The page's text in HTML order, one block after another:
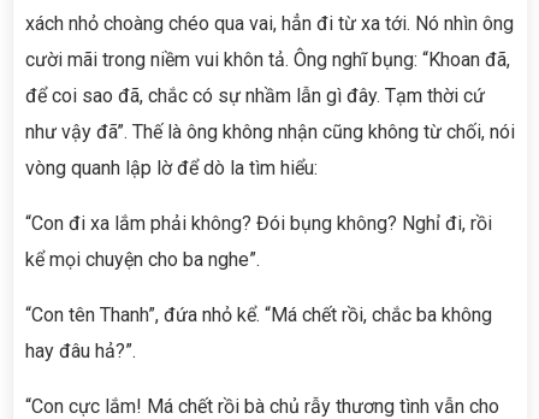
xách nhỏ choàng chéo qua vai, hẳn đi từ xa tới. Nó nhìn ông
cười mãi trong niềm vui khôn tả. Ông nghĩ bụng: “Khoan đã,
để coi sao đã, chắc có sự nhầm lẫn gì đây. Tạm thời cứ
như vậy đã”. Thế là ông không nhận cũng không từ chối, nói
vòng quanh lập lờ để dò la tìm hiểu:
“Con đi xa lắm phải không? Đói bụng không? Nghỉ đi, rồi
kể mọi chuyện cho ba nghe”.
“Con tên Thanh”, đứa nhỏ kể. “Má chết rồi, chắc ba không
hay đâu hả?”.
“Con cực lắm! Má chết rồi bà chủ rẫy thương tình vẫn cho